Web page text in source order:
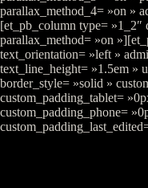
parallax_method_4= »on »
[et_pb_column type=
parallax_method= »on
text_orientation= »left »
text_line_height= »1.5em »
border_style= »solid »
custom_padding_tablet=
custom_padding_phone=